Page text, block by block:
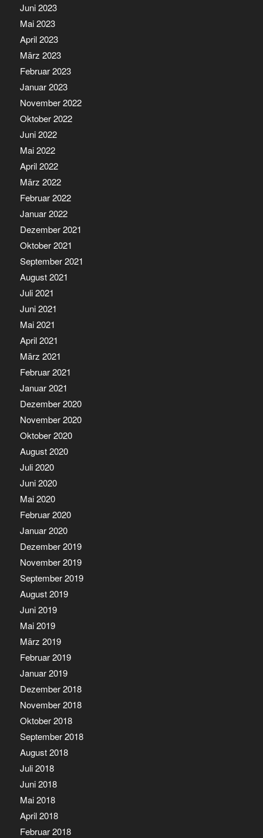
Juni 2023
Mai 2023
April 2023
März 2023
Februar 2023
Januar 2023
November 2022
Oktober 2022
Juni 2022
Mai 2022
April 2022
März 2022
Februar 2022
Januar 2022
Dezember 2021
Oktober 2021
September 2021
August 2021
Juli 2021
Juni 2021
Mai 2021
April 2021
März 2021
Februar 2021
Januar 2021
Dezember 2020
November 2020
Oktober 2020
August 2020
Juli 2020
Juni 2020
Mai 2020
Februar 2020
Januar 2020
Dezember 2019
November 2019
September 2019
August 2019
Juni 2019
Mai 2019
März 2019
Februar 2019
Januar 2019
Dezember 2018
November 2018
Oktober 2018
September 2018
August 2018
Juli 2018
Juni 2018
Mai 2018
April 2018
Februar 2018